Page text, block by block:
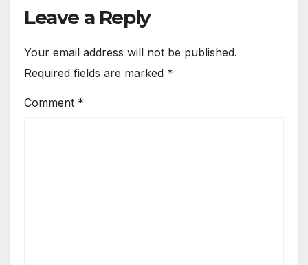
Leave a Reply
Your email address will not be published.
Required fields are marked *
Comment *